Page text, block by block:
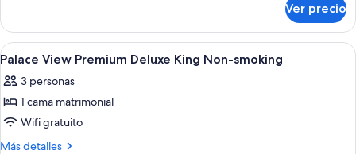
Non-
smoking
Suite
King
Non-
Ver precio
Abrir
todas
las
fotos
de
Palace
Una habitación de hotel con una
1
Palace View Premium Deluxe King Non-smoking
3 personas
1 cama matrimonial
Wifi gratuito
Más detalles
Más